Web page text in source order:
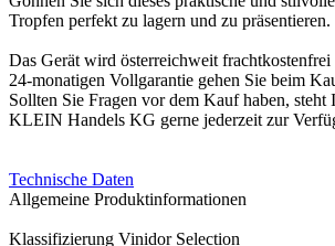
Tropfen perfekt zu lagern und zu präsentieren.
Das Gerät wird österreichweit
24-monatigen Vollgarantie gehen Sie beim
Sollten Sie Fragen vor dem Kauf haben, steht
KLEIN Handels KG gerne jederzeit zur
Technische Daten
Allgemeine Produktinformationen
Klassifizierung Vinidor Selection